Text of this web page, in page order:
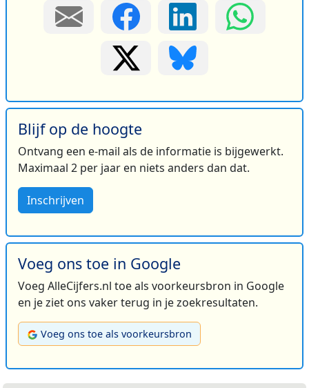
Blijf op de hoogte
Ontvang een e-mail als de informatie is bijgewerkt.
Maximaal 2 per jaar en niets anders dan dat.
Inschrijven
Voeg ons toe in Google
Voeg AlleCijfers.nl toe als voorkeursbron in Google
en je ziet ons vaker terug in je zoekresultaten.
Voeg ons toe als voorkeursbron